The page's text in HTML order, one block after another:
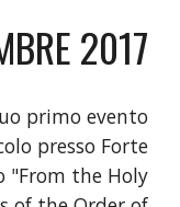
2017
primo evento
presso Forte
"From the Holy